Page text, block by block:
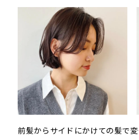
前髪からサイドにかけての髪で